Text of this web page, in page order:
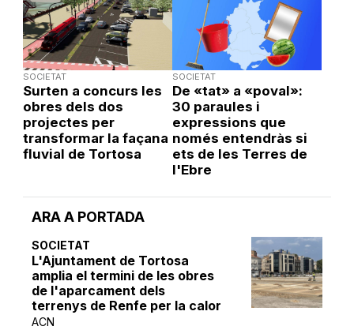
ARA A PORTADA
SOCIETAT
L'Ajuntament de Tortosa
amplia el termini de les obres
de l'aparcament dels
terrenys de Renfe per la calor
ACN
SOCIETAT
Surten a concurs les
obres dels dos
projectes per
transformar la façana
fluvial de Tortosa
SOCIETAT
De «tat» a «poval»:
30 paraules i
expressions que
només entendràs si
ets de les Terres de
l'Ebre